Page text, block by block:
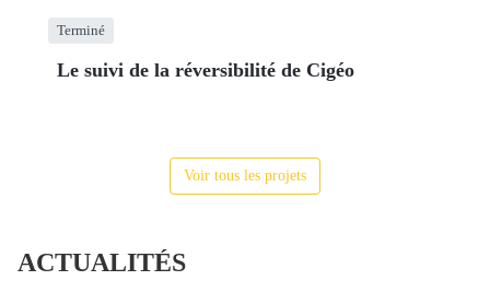
Terminé
Le suivi de la réversibilité de Cigéo
Voir tous les projets
ACTUALITÉS